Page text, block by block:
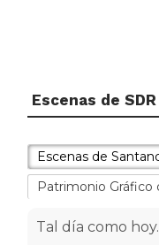
Escenas de
Escenas de
Patrimonio Gráfico
Tal día como